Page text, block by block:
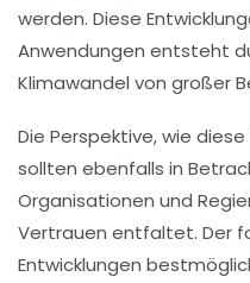
werden. Diese
Anwendungen entsteht
Klimawandel von großer
Die Perspektive, wie
sollten ebenfalls in
Organisationen und
Vertrauen entfaltet. Der
Entwicklungen